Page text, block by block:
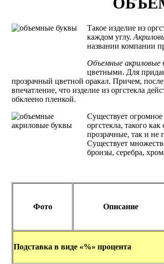
Такое изделие из
каждом углу.
названии компании
Объемные акриловые
цветными. Для
прозрачный цветной оракал. Причем, после
впечатление, что изделие из оргстекла
обклеено пленкой.
Существует
оргстекла, такого
прозрачные, так и не
Существует
бронзы, серебра,
Фото Описание
Подставка в виде «%» процента